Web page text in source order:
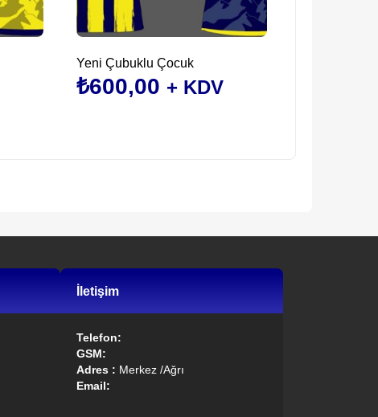
Yeni Çubuklu Çocuk
₺600,00 + KDV
Seçenekler
sayfasından
İletişim
Telefon:
GSM:
Adres : Merkez /Ağrı
Email: